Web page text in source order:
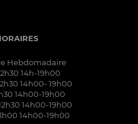
Hebdomadaire
14h-19h00
14h00- 19h00
14h00-19h00
14h00-19h00
14h00-19h00